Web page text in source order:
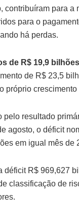
contribuíram para a
para o
há perdas.
de R$ 19,9
de R$ 23,5
próprio
resultado
agosto, o déficit
em igual mês de
déficit R$ 969,627
classificação de